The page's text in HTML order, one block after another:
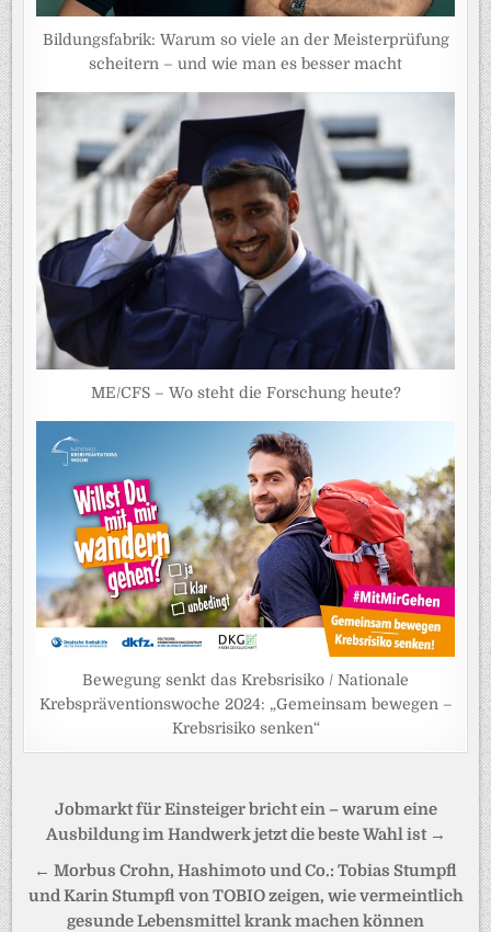
Bildungsfabrik: Warum so viele an der Meisterprüfung
scheitern – und wie man es besser macht
ME/CFS – Wo steht die Forschung heute?
Bewegung senkt das Krebsrisiko / Nationale
Krebspräventionswoche 2024: „Gemeinsam bewegen –
Krebsrisiko senken“
Beitragsnavigation
Jobmarkt für Einsteiger bricht ein – warum eine
Ausbildung im Handwerk jetzt die beste Wahl ist →
← Morbus Crohn, Hashimoto und Co.: Tobias Stumpfl
und Karin Stumpfl von TOBIO zeigen, wie vermeintlich
gesunde Lebensmittel krank machen können